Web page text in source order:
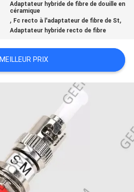
Adaptateur hybride de fibre de douille en
céramique
, Fc recto à l'adaptateur de fibre de St,
Adaptateur hybride recto de fibre
MEILLEUR PRIX